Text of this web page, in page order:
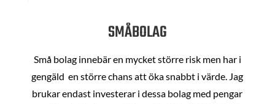
SMÅBOLAG
Små bolag innebär en mycket större risk men har i
gengäld en större chans att öka snabbt i värde. Jag
brukar endast investerar i dessa bolag med pengar